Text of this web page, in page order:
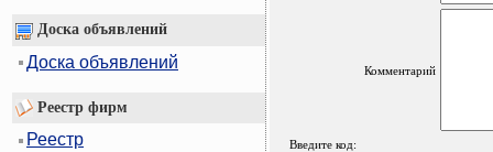
Доска объявлений
Доска объявлений
Реестр фирм
Реестр
Комментарий
Введите код: